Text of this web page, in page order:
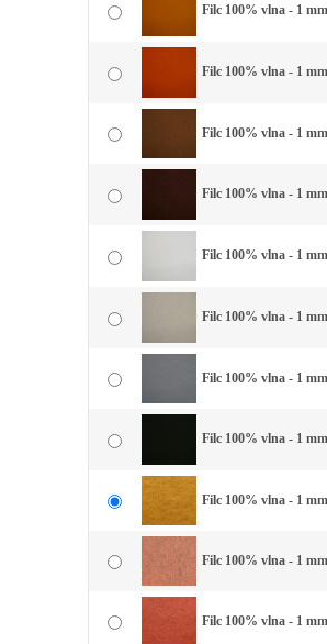
Filc 100% vlna - 1
Filc 100% vlna - 1
Filc 100% vlna - 1
Filc 100% vlna - 1
Filc 100% vlna - 1
Filc 100% vlna - 1
Filc 100% vlna - 1
Filc 100% vlna - 1
Filc 100% vlna - 1
Filc 100% vlna - 1
Filc 100% vlna - 1